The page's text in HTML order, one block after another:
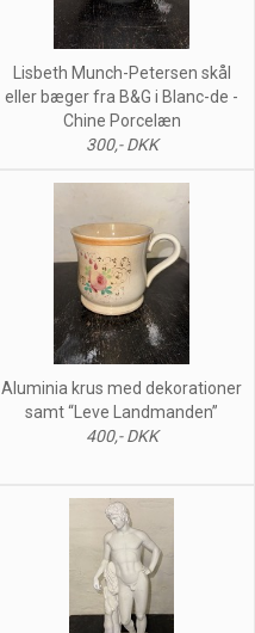
Lisbeth Munch-Petersen skål
eller bæger fra B&G i Blanc-de -
Chine Porcelæn
300,- DKK
Aluminia krus med dekorationer
samt “Leve Landmanden”
400,- DKK